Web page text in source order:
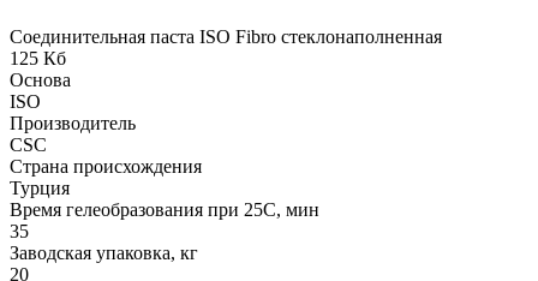
Соединительная паста ISO Fibro стеклонаполненная
125 Кб
Основа
ISO
Производитель
CSC
Страна происхождения
Турция
Время гелеобразования при 25С, мин
35
Заводская упаковка, кг
20